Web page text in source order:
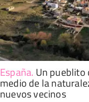
España. Un pueblito
medio de la
nuevos vecinos